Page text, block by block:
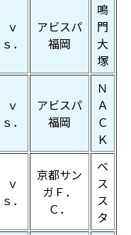
ｖ
ｓ．
アビスパ
福岡
鳴
門
大
塚
ｖ
ｓ．
アビスパ
福岡
Ｎ
Ａ
Ｃ
Ｋ
ｖ
ｓ．
京都サン
ガＦ．
Ｃ．
ベ
ス
ス
タ